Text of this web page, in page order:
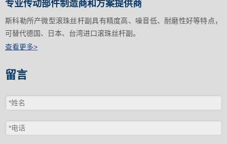
专业传动部件制造商和方案提供商
斯科勒所产微型滚珠丝杆副具有精度高、噪音低、耐磨性好等特点，
可替代德国、日本、台湾进口滚珠丝杆副。
查看更多>
留言